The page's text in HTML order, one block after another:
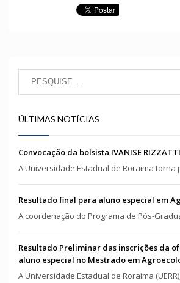
ÚLTIMAS NOTÍCIAS
Convocação da bolsista IVANISE RIZZATTI
A Universidade Estadual de Roraima torna
Resultado final para aluno especial em
A coordenação do Programa de Pós-
Resultado Preliminar das inscrições da
aluno especial no Mestrado em
A Universidade Estadual de Roraima